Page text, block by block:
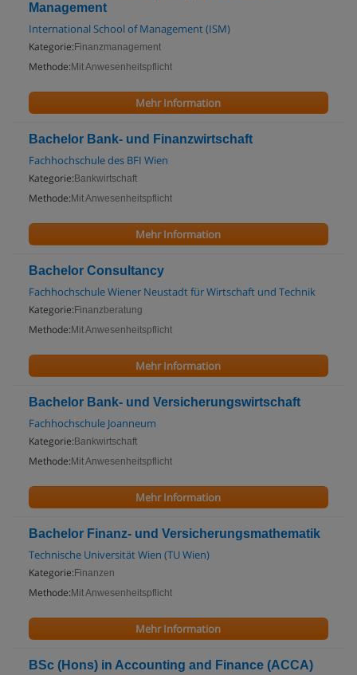
Management
International School of Management (ISM)
Kategorie: Finanzmanagement
Methode: Mit Anwesenheitspflicht
Mehr Information
Bachelor Bank- und Finanzwirtschaft
Fachhochschule des BFI Wien
Kategorie: Bankwirtschaft
Methode: Mit Anwesenheitspflicht
Mehr Information
Bachelor Consultancy
Fachhochschule Wiener Neustadt für Wirtschaft und Technik
Kategorie: Finanzberatung
Methode: Mit Anwesenheitspflicht
Mehr Information
Bachelor Bank- und Versicherungswirtschaft
Fachhochschule Joanneum
Kategorie: Bankwirtschaft
Methode: Mit Anwesenheitspflicht
Mehr Information
Bachelor Finanz- und Versicherungsmathematik
Technische Universität Wien (TU Wien)
Kategorie: Finanzen
Methode: Mit Anwesenheitspflicht
Mehr Information
BSc (Hons) in Accounting and Finance (ACCA)